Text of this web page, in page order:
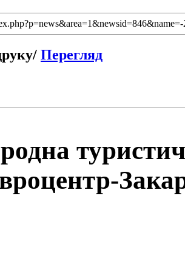
Перегляд